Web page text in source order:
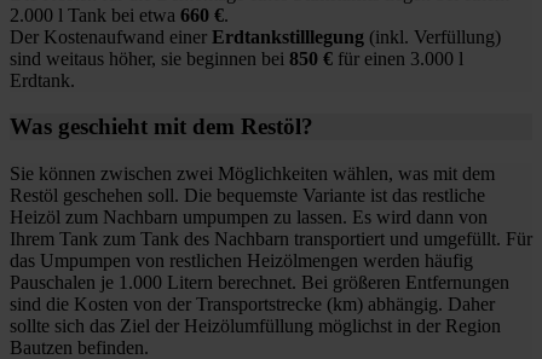
2.000 l Tank bei etwa 660 €.
Der Kostenaufwand einer Erdtankstilllegung (inkl. Verfüllung)
sind weitaus höher, sie beginnen bei 850 € für einen 3.000 l
Erdtank.
Was geschieht mit dem Restöl?
Sie können zwischen zwei Möglichkeiten wählen, was mit dem
Restöl geschehen soll. Die bequemste Variante ist das restliche
Heizöl zum Nachbarn umpumpen zu lassen. Es wird dann von
Ihrem Tank zum Tank des Nachbarn transportiert und umgefüllt. Für
das Umpumpen von restlichen Heizölmengen werden häufig
Pauschalen je 1.000 Litern berechnet. Bei größeren Entfernungen
sind die Kosten von der Transportstrecke (km) abhängig. Daher
sollte sich das Ziel der Heizölumfüllung möglichst in der Region
Bautzen befinden.